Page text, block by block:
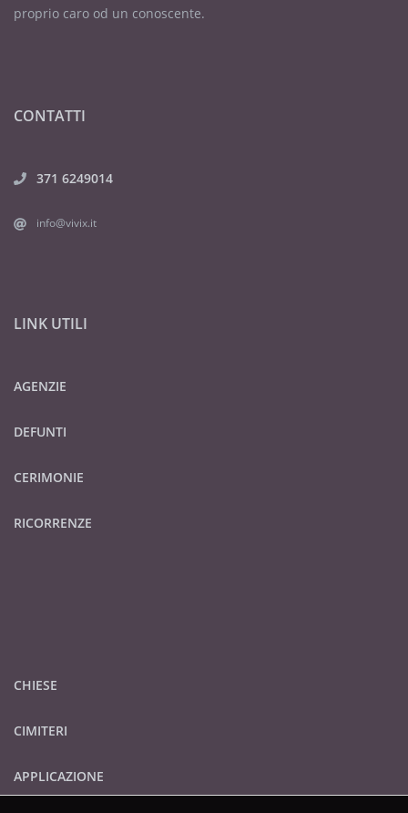
proprio caro od un conoscente.
CONTATTI
371 6249014
info@vivix.it
LINK UTILI
AGENZIE
DEFUNTI
CERIMONIE
RICORRENZE
CHIESE
CIMITERI
APPLICAZIONE